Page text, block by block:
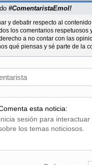
#ComentaristaEmol!
y debatir respecto al
los comentarios respetuosos
a no contar con las
qué piensas y sé parte de la
esta noticia:
sesión para interactuar
los temas noticiosos.